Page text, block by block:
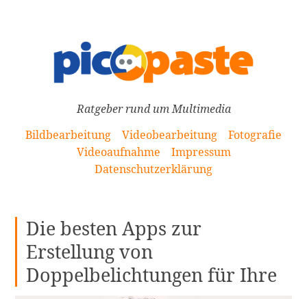
Ratgeber rund um Multimedia
Bildbearbeitung
Videobearbeitung
Fotografie
Videoaufnahme
Impressum
Datenschutzerklärung
Die besten Apps zur
Erstellung von
Doppelbelichtungen für Ihre